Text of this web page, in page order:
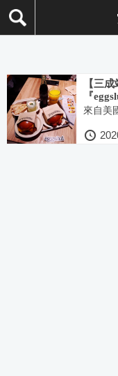
【三
『
來自美